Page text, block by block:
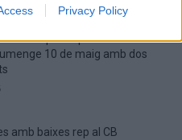
Privacy Policy
acull la quarta prova dels
10 de maig amb dos
amb baixes rep al CB